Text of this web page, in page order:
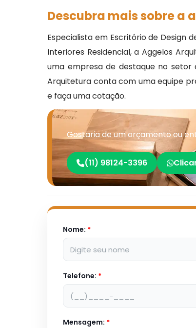
Descubra mais sobre
Especialista em Escritório de Design
Interiores Residencial, a Aggelos
uma empresa de destaque no setor
Arquitetura conta com uma equipe
e faça uma cotação.
Gostaria de um orçamento ou
(11) 98124-3396
Nome: *
Telefone: *
Mensagem: *